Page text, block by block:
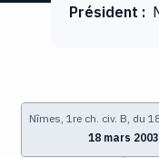
Président :
Nîmes, 1re ch. civ. B, du
18 mars 2003